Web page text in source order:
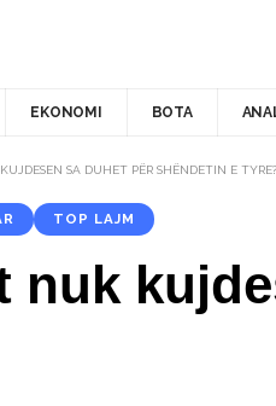
EKONOMI BOTA
SA DUHET PËR SHËNDETIN E TYRE?
TOP LAJM
nuk